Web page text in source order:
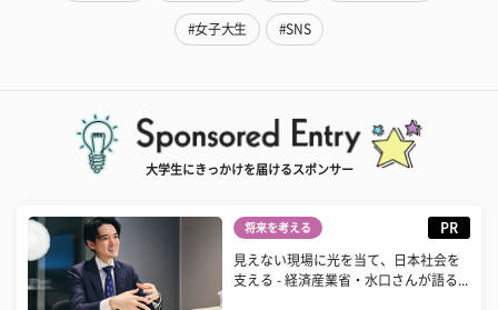
#女子大生 #SNS
大学生にきっかけを届けるスポンサー
将来を考える PR
見えない現場に光を当て、日本社会を
支える - 経済産業省・水口さんが語る...